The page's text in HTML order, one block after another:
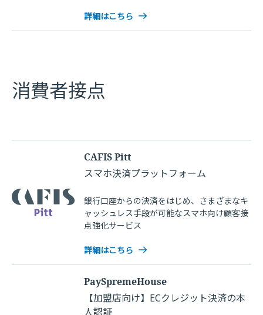
詳細はこちら
消費者接点
CAFIS Pitt
スマホ決済プラットフォーム
銀行口座からの決済をはじめ、さまざまなキ
ャッシュレス手段が可能なスマホ向け顧客接
点強化サービス
詳細はこちら
PaySpremeHouse
【加盟店向け】ECクレジット決済の本
人認証